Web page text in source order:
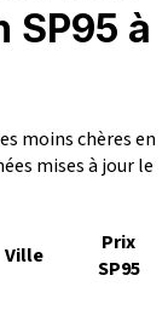
SP95 à
moins chères en
mises à jour le
Ville
Prix
SP95